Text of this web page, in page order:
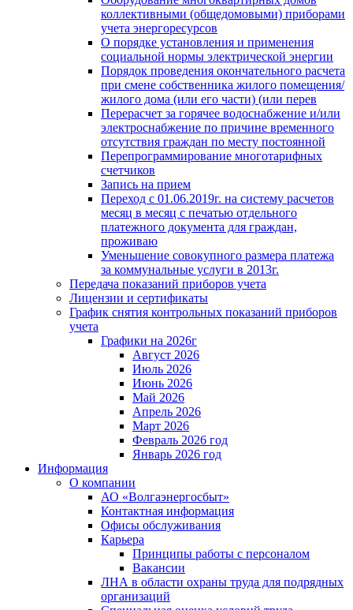
коллективными (общедомовыми) приборами
учета энергоресурсов
О порядке установления и применения
социальной нормы электрической энергии
Порядок проведения окончательного расчета
при смене собственника жилого помещения/
жилого дома (или его части) (или перев
Перерасчет за горячее водоснабжение и/или
электроснабжение по причине временного
отсутствия граждан по месту постоянной
Перепрограммирование многотарифных
счетчиков
Запись на прием
Переход с 01.06.2019г. на систему расчетов
месяц в месяц с печатью отдельного
платежного документа для граждан,
проживаю
Уменьшение совокупного размера платежа
за коммунальные услуги в 2013г.
Передача показаний приборов учета
Лицензии и сертификаты
График снятия контрольных показаний приборов
учета
Графики на 2026г
Август 2026
Июль 2026
Июнь 2026
Май 2026
Апрель 2026
Март 2026
Февраль 2026 год
Январь 2026 год
Информация
О компании
АО «Волгаэнергосбыт»
Контактная информация
Офисы обслуживания
Карьера
Принципы работы с персоналом
Вакансии
ЛНА в области охраны труда для подрядных
организаций